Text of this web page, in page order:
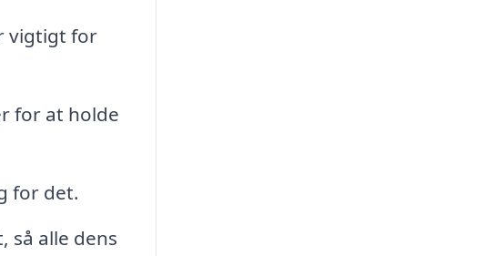
vigtigt for
for at holde
for det.
så alle dens